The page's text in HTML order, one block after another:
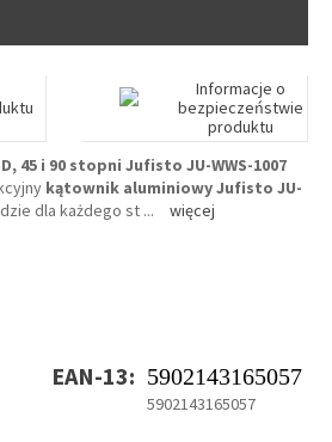
Informacje o
bezpieczeństwie
produktu
45 i 90 stopni Jufisto JU-WWS-1007
kątownik aluminiowy Jufisto JU-
dla każdego st ... więcej
EAN-13: 5902143165057
5902143165057